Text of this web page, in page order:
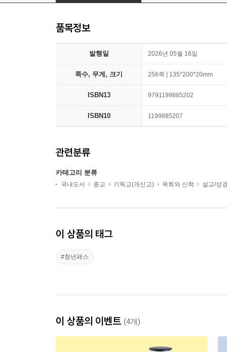
품목정보
발행일 2026년 05월 16일
쪽수, 무게, 크기 256쪽 | 135*200*20mm
ISBN13 9791199885202
ISBN10 1199885207
관련분류
카테고리 분류
국내도서 종교 기독교(개신교) 목회와 신학 설교/성
이 상품의 태그
#청년패스
이 상품의 이벤트 (4개)